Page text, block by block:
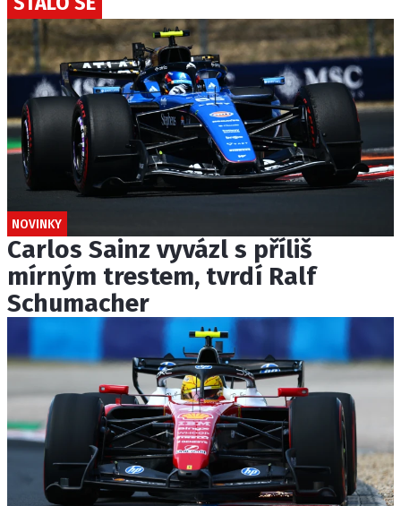
NOVINKY
Carlos Sainz vyvázl s příliš
mírným trestem, tvrdí Ralf
Schumacher